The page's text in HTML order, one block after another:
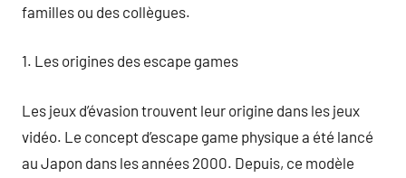
familles ou des collègues.
1. Les origines des escape games
Les jeux d’évasion trouvent leur origine dans les jeux
vidéo. Le concept d’escape game physique a été lancé
au Japon dans les années 2000. Depuis, ce modèle